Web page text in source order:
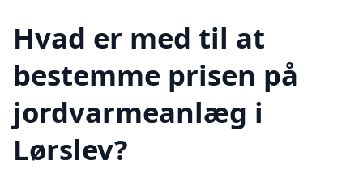
Hvad er med til at
bestemme prisen på
jordvarmeanlæg i
Lørslev?